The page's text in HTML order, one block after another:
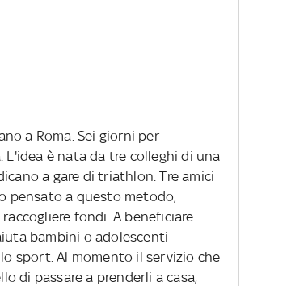
a Roma. Sei giorni per
è nata da tre colleghi di una
a gare di triathlon. Tre amici
pensato a questo metodo,
fondi. A beneficiare
bambini o adolescenti
sport. Al momento il servizio che
di passare a prenderli a casa,